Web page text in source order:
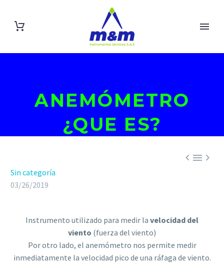
ANEMÓMETRO
¿QUE ES?

Sin categoría
03/26/2019
Instrumento utilizado para medir la velocidad del
viento (fuerza del viento)
Por otro lado, el anemómetro nos permite medir
inmediatamente la velocidad pico de una ráfaga de viento.